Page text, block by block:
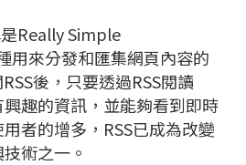
Really Simple
用來分發和匯集網頁內容的
後，只要透過RSS閱讀
趣的資訊，並能夠看到即時
者的增多，RSS已成為改變
術之一。